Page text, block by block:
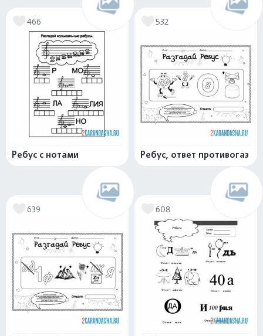
466
Ребус с нотами
532
Ребус, ответ противогаз
639 608